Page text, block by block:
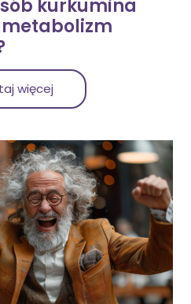
kurkumina
więcej